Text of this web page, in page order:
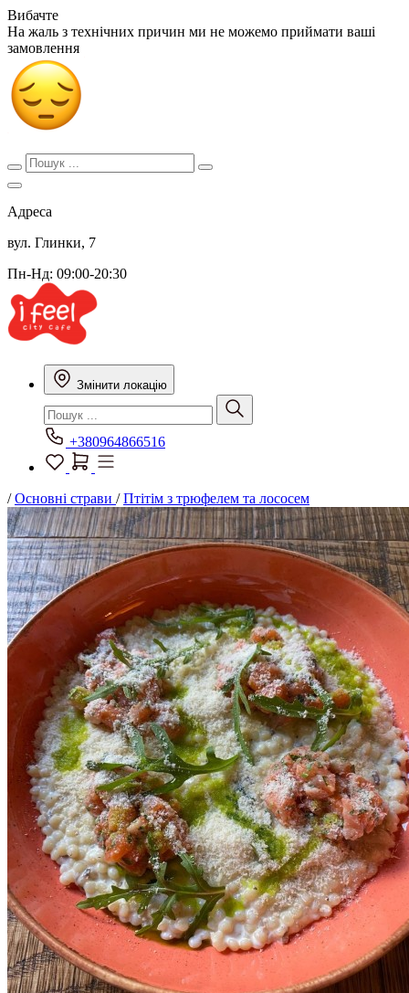
Вибачте
На жаль з технічних причин ми не можемо приймати ваші
замовлення
Адреса
вул. Глинки, 7
Пн-Нд: 09:00-20:30
Змінити локацію
+380964866516
/Основні страви /Птітім з трюфелем та лососем